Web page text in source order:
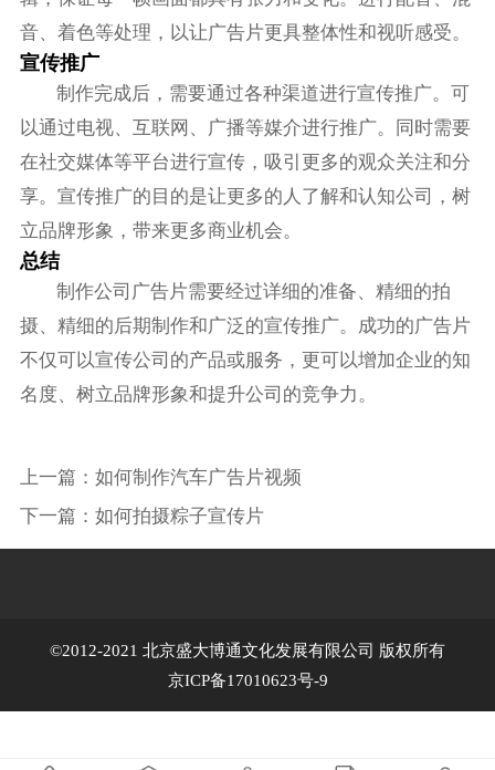
音、着色等处理，以让广告片更具整体性和视听感受。
宣传推广
制作完成后，需要通过各种渠道进行宣传推广。可
以通过电视、互联网、广播等媒介进行推广。同时需要
在社交媒体等平台进行宣传，吸引更多的观众关注和分
享。宣传推广的目的是让更多的人了解和认知公司，树
立品牌形象，带来更多商业机会。
总结
制作公司广告片需要经过详细的准备、精细的拍
摄、精细的后期制作和广泛的宣传推广。成功的广告片
不仅可以宣传公司的产品或服务，更可以增加企业的知
名度、树立品牌形象和提升公司的竞争力。
上一篇： 如何制作汽车广告片视频
下一篇： 如何拍摄粽子宣传片
©2012-2021 北京盛大博通文化发展有限公司 版权所有
京ICP备17010623号-9